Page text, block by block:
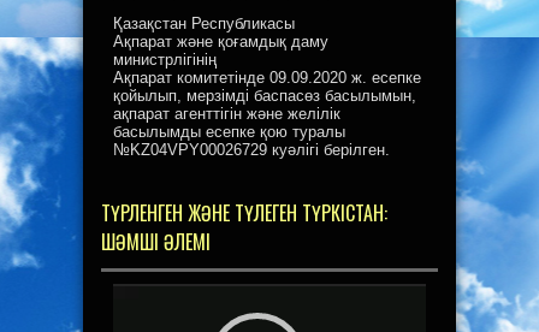
Қазақстан Республикасы
Ақпарат және қоғамдық даму
министрлігінің
Ақпарат комитетінде 09.09.2020 ж. есепке
қойылып, мерзімді баспасөз басылымын,
ақпарат агенттігін және желілік
басылымды есепке қою туралы
№KZ04VPY00026729 куәлігі берілген.
ТҮРЛЕНГЕН ЖӘНЕ ТҮЛЕГЕН ТҮРКІСТАН:
ШӘМШІ ӘЛЕМІ